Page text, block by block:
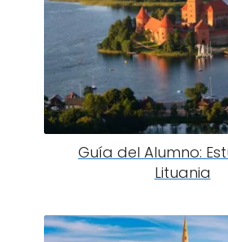
Guía del Alumno:
Lituania